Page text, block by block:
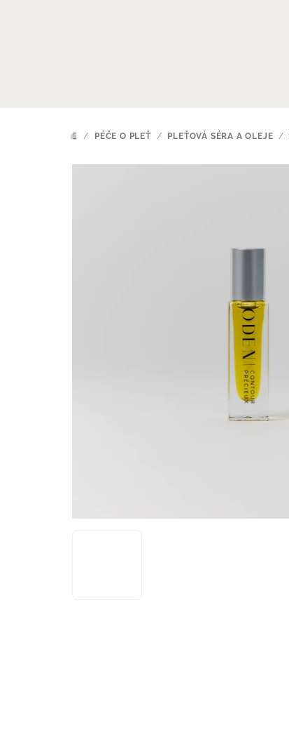
DOMŮ
/ PÉČE O PLEŤ / PLEŤOVÁ SÉRA A OLEJE /